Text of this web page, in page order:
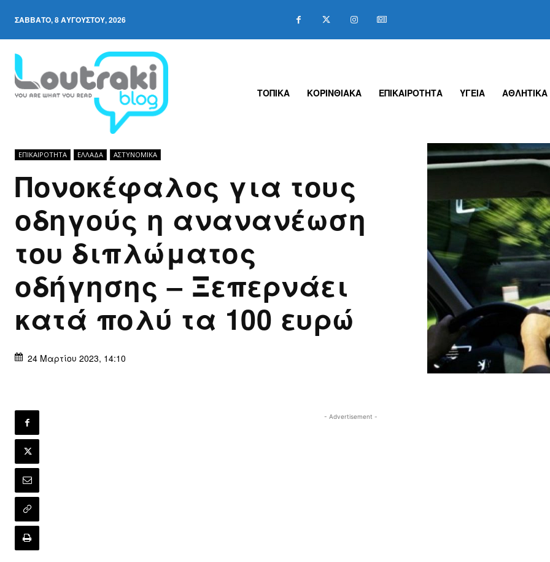
ΣΆΒΒΑΤΟ, 8 ΑΥΓΟΎΣΤΟΥ, 2026
ΤΟΠΙΚΑ ΚΟΡΙΝΘΙΑΚΑ ΕΠΙΚΑΙΡΟΤΗΤΑ ΥΓΕΙΑ ΑΘΛΗΤΙΚΑ
ΕΠΙΚΑΙΡΟΤΗΤΑ ΕΛΛΆΔΑ ΑΣΤΥΝΟΜΙΚΆ
Πονοκέφαλος για τους
οδηγούς η ανανανέωση
του διπλώματος
οδήγησης – Ξεπερνάει
κατά πολύ τα 100 ευρώ
24 Μαρτίου 2023, 14:10
- Advertisement -